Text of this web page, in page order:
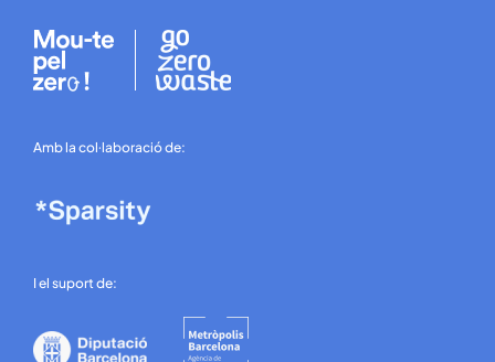
Amb la col·laboració de:
I el suport de: